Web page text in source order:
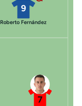
9
Roberto Fernández
7